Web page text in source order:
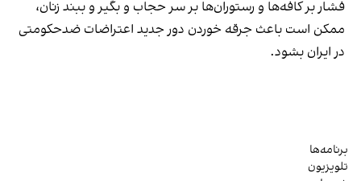
فشار بر کافه‌ها و رستوران‌ها بر سر حجاب و بگیر و ببند زنان،
ممکن است باعث جرقه خوردن دور جدید اعتراضات ضدحکومتی
در ایران بشود.
برنامه‌ها
تلویزیون